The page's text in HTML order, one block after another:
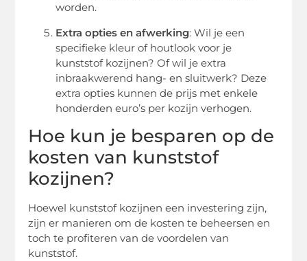
worden.
Extra opties en afwerking: Wil je een
specifieke kleur of houtlook voor je
kunststof kozijnen? Of wil je extra
inbraakwerend hang- en sluitwerk? Deze
extra opties kunnen de prijs met enkele
honderden euro’s per kozijn verhogen.
Hoe kun je besparen op de
kosten van kunststof
kozijnen?
Hoewel kunststof kozijnen een investering zijn,
zijn er manieren om de kosten te beheersen en
toch te profiteren van de voordelen van
kunststof.